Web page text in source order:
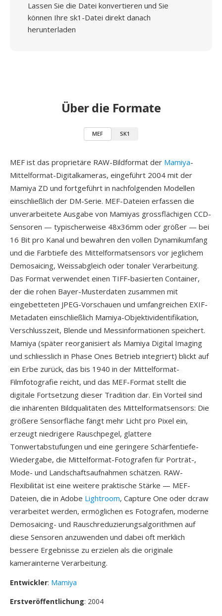
Lassen Sie die Datei konvertieren und Sie
können Ihre sk1-Datei direkt danach
herunterladen
Über die Formate
MEF SK1
MEF ist das proprietäre RAW-Bildformat der Mamiya-
Mittelformat-Digitalkameras, eingeführt 2004 mit der
Mamiya ZD und fortgeführt in nachfolgenden Modellen
einschließlich der DM-Serie. MEF-Dateien erfassen die
unverarbeitete Ausgabe von Mamiyas grossflächigen CCD-
Sensoren — typischerweise 48x36mm oder größer — bei
16 Bit pro Kanal und bewahren den vollen Dynamikumfang
und die Farbtiefe des Mittelformatsensors vor jeglichem
Demosaicing, Weissabgleich oder tonaler Verarbeitung.
Das Format verwendet einen TIFF-basierten Container,
der die rohen Bayer-Musterdaten zusammen mit
eingebetteten JPEG-Vorschauen und umfangreichen EXIF-
Metadaten einschließlich Mamiya-Objektividentifikation,
Verschlusszeit, Blende und Messinformationen speichert.
Mamiya (später reorganisiert als Mamiya Digital Imaging
und schliesslich in Phase Ones Betrieb integriert) blickt auf
ein Erbe zurück, das bis 1940 in der Mittelformat-
Filmfotografie reicht, und das MEF-Format stellt die
digitale Fortsetzung dieser Tradition dar. Ein Vorteil sind
die inhärenten Bildqualitäten des Mittelformatsensors: Die
größere Sensorfläche fängt mehr Licht pro Pixel ein,
erzeugt niedrigere Rauschpegel, glattere
Tonwertabstufungen und eine geringere Schärfentiefe-
Wiedergabe, die Mittelformat-Fotografen für Porträt-,
Mode- und Landschaftsaufnahmen schätzen. RAW-
Flexibilität ist eine weitere praktische Stärke — MEF-
Dateien, die in Adobe Lightroom, Capture One oder dcraw
verarbeitet werden, ermöglichen es Fotografen, moderne
Demosaicing- und Rauschreduzierungsalgorithmen auf
diese Sensoren anzuwenden und dabei oft merklich
bessere Ergebnisse zu erzielen als die originale
kamerainterne Verarbeitung.
Entwickler: Mamiya
Erstveröffentlichung: 2004